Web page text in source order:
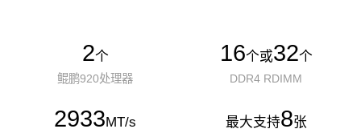
2个
鲲鹏920处理器
16个或32个
DDR4 RDIMM
2933MT/s 最大支持8张